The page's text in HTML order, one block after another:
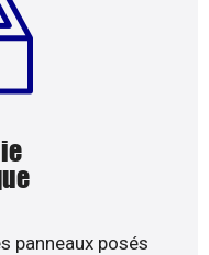
panneaux posés